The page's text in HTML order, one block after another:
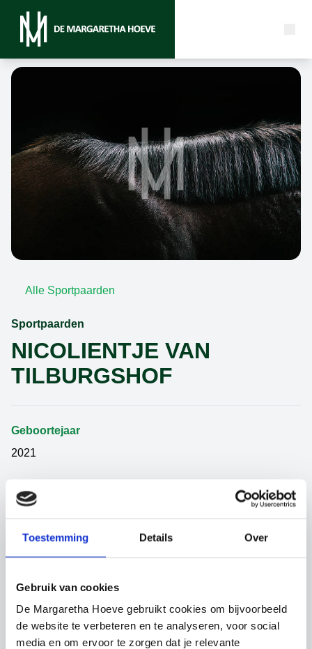
Toestemming Details Over
Gebruik van cookies
De Margaretha Hoeve gebruikt cookies om bijvoorbeeld
de website te verbeteren en te analyseren, voor social
media en om ervoor te zorgen dat je relevante
Alle Sportpaarden
Sportpaarden
NICOLIENTJE VAN
TILBURGSHOF
Geboortejaar
2021
Geslacht
Vader
Q CHACCO BLUE